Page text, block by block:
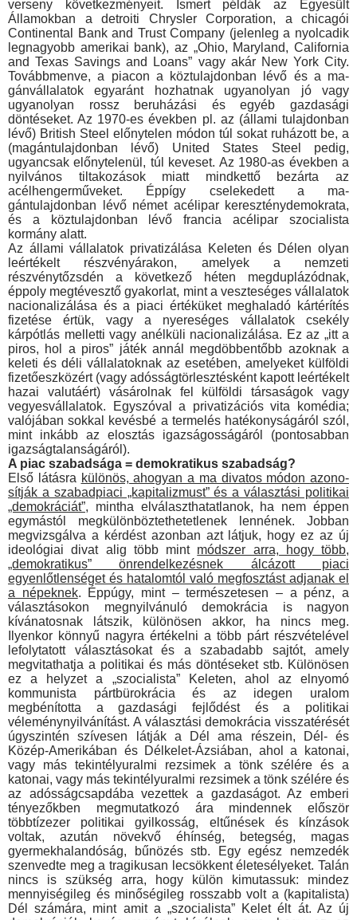
verseny következményeit. Is­mert példák az Egyesült
Államokban a detroiti Chrysler Corpo­ration, a chicagói
Continental Bank and Trust Company (jelen­leg a nyolcadik
legnagyobb amerikai bank), az „Ohio, Maryland, California
and Texas Savings and Loans” vagy akár New York City.
Továbbmenve, a piacon a köztulajdonban lévő és a ma­
gánvállalatok egyaránt hozhatnak ugyanolyan jó vagy
ugyan­olyan rossz beruházási és egyéb gazdasági
döntéseket. Az 1970-es években pl. az (állami tulajdonban
lévő) British Steel előnytelen módon túl sokat ruházott be, a
(magántulajdonban lévő) United States Steel pedig,
ugyancsak előnytelenül, túl keveset. Az 1980-as években a
nyilvános tiltakozások miatt mind­kettő bezárta az
acélhengerműveket. Éppígy cselekedett a ma­
gántulajdonban lévő német acélipar kereszténydemokrata,
és a köztulajdonban lévő francia acélipar szocialista
kormány alatt.
Az állami vállalatok privatizálása Keleten és Délen olyan
leértékelt részvényárakon, amelyek a nemzeti
részvénytőzsdén a következő héten megduplázódnak,
éppoly megtévesztő gya­korlat, mint a veszteséges vállalatok
nacionalizálása és a piaci értéküket meghaladó kártérítés
fizetése értük, vagy a nyeresé­ges vállalatok csekély
kárpótlás melletti vagy anélküli naciona­lizálása. Ez az „itt a
piros, hol a piros” játék annál megdöbben­tőbb azoknak a
keleti és déli vállalatoknak az esetében, ame­lyeket külföldi
fizetőeszközért (vagy adósságtörlesztésként kapott leértékelt
hazai valutáért) vásárolnak fel külföldi társasá­gok vagy
vegyesvállalatok. Egyszóval a privatizációs vita ko­média;
valójában sokkal kevésbé a termelés hatékonyságáról szól,
mint inkább az elosztás igazságosságáról (pontosabban
igazságtalanságáról).
A piac szabadsága = demokratikus szabadság?
Első látásra különös, ahogyan a ma divatos módon azono­
sítják a szabadpiaci „kapitalizmust” és a választási politikai
„demokráciát”, mintha elválaszthatatlanok, ha nem éppen
egy­mástól megkülönböztethetetlenek lennének. Jobban
megvizs­gálva a kérdést azonban azt látjuk, hogy ez az új
ideológiai divat alig több mint módszer arra, hogy több,
„demokrati­kus” önrendelkezésnek álcázott piaci
egyenlőtlenséget és hatalomtól való megfosztást adjanak el
a népeknek. Éppúgy, mint – természetesen – a pénz, a
választásokon megnyilvánuló demokrácia is nagyon
kívánatosnak látszik, különösen akkor, ha nincs meg.
Ilyenkor könnyű nagyra értékelni a több párt rész­vételével
lefolytatott választásokat és a szabadabb sajtót, amely
megvitathatja a politikai és más döntéseket stb. Különösen
ez a helyzet a „szocialista” Keleten, ahol az elnyomó
kommunista pártbürokrácia és az idegen uralom
megbénította a gazdasági fejlődést és a politikai
véleménynyilvánítást. A választási de­mokrácia visszatérését
úgyszintén szívesen látják a Dél ama részein, Dél- és
Közép-Amerikában és Délkelet-Ázsiában, ahol a katonai,
vagy más tekintélyuralmi rezsimek a tönk szélére és a
katonai, vagy más tekintélyuralmi rezsimek a tönk szélére és
az adósságcsapdába vezettek a gazdaságot. Az emberi
ténye­zőkben megmutatkozó ára mindennek először
többtízezer poli­tikai gyilkosság, eltűnések és kínzások
voltak, azután növekvő éhínség, betegség, magas
gyermekhalandóság, bűnözés stb. Egy egész nemzedék
szenvedte meg a tragikusan lecsökkent életesélyeket. Talán
nincs is szükség arra, hogy külön kimutas­suk: mindez
mennyiségileg és minőségileg rosszabb volt a (ka­pitalista)
Dél számára, mint amit a „szocialista” Kelet élt át. Az új